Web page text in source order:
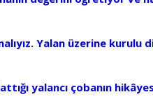
Yalan üzerine
yalancı çobanın